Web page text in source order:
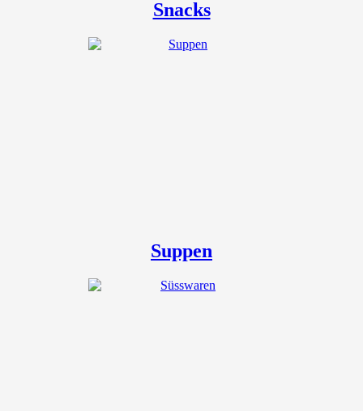
Snacks
Suppen